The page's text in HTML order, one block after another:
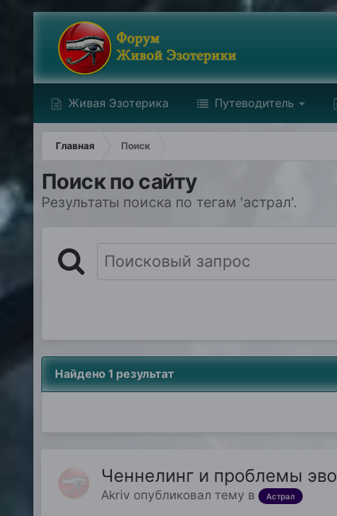
Живая Эзотерика Путеводитель
Главная Поиск
Поиск по сайту
Результаты поиска по тегам 'астрал'.
Найдено 1 результат
Ченнелинг и проблемы
Akriv опубликовал тему в Астрал